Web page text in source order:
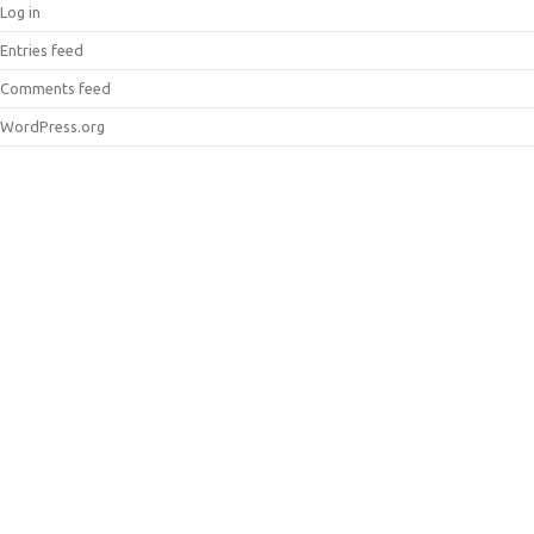
Log in
Entries feed
Comments feed
WordPress.org